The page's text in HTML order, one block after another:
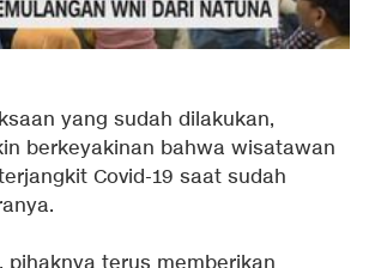
yang sudah dilakukan,
berkeyakinan bahwa wisatawan
Covid-19 saat sudah